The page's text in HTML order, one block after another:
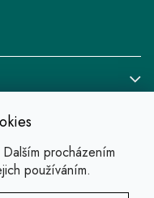
procházením
používáním.